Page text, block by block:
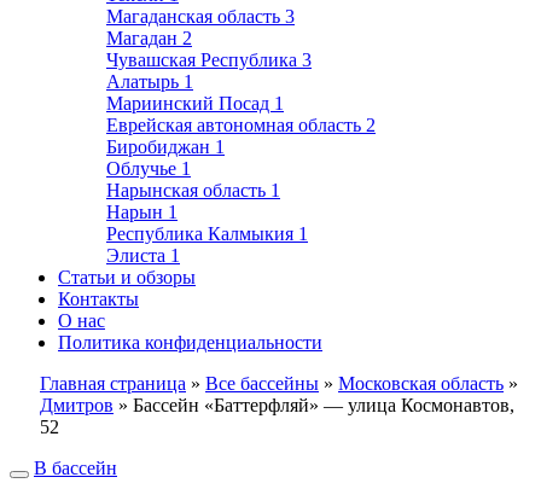
Магаданская область 3
Магадан 2
Чувашская Республика 3
Алатырь 1
Мариинский Посад 1
Еврейская автономная область 2
Биробиджан 1
Облучье 1
Нарынская область 1
Нарын 1
Республика Калмыкия 1
Элиста 1
Статьи и обзоры
Контакты
О нас
Политика конфиденциальности
Главная страница » Все бассейны » Московская область »
Дмитров » Бассейн «Баттерфляй» — улица Космонавтов,
52
В бассейн